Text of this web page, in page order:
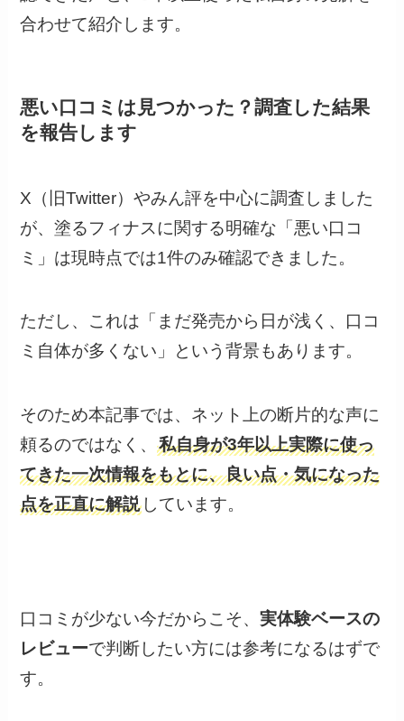
合わせて紹介します。
悪い口コミは見つかった？調査した結果
を報告します
X（旧Twitter）やみん評を中心に調査しました
が、塗るフィナスに関する明確な「悪い口コ
ミ」は現時点では1件のみ確認できました。
ただし、これは「まだ発売から日が浅く、口コ
ミ自体が多くない」という背景もあります。
そのため本記事では、ネット上の断片的な声に
頼るのではなく、私自身が3年以上実際に使っ
てきた一次情報をもとに、良い点・気になった
点を正直に解説 しています。
口コミが少ない今だからこそ、実体験ベースの
レビューで判断したい方には参考になるはずで
す。